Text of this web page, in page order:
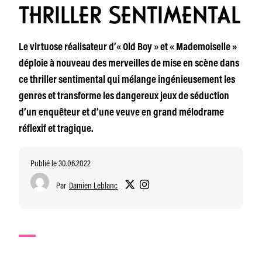
THRILLER SENTIMENTAL
Le virtuose réalisateur d’« Old Boy » et « Mademoiselle »
déploie à nouveau des merveilles de mise en scène dans
ce thriller sentimental qui mélange ingénieusement les
genres et transforme les dangereux jeux de séduction
d’un enquêteur et d’une veuve en grand mélodrame
réflexif et tragique.
Publié le 30.06.2022
Par Damien Leblanc